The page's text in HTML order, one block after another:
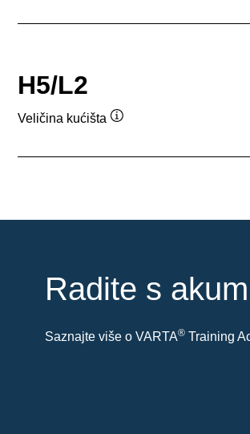
H5/L2
Veličina kućišta
Radite s
Saznajte više o VARTA® Training